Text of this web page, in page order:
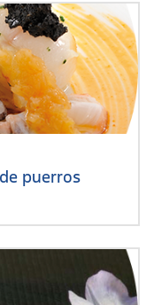
puerros